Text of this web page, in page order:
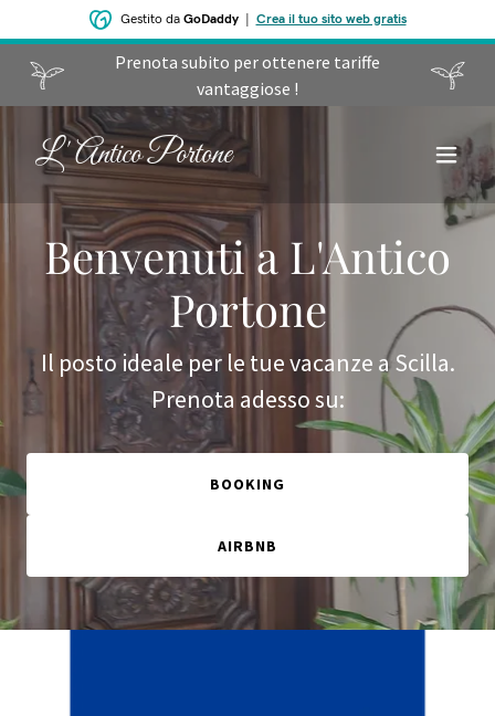
Gestito da GoDaddy| Crea il tuo sito web gratis
Prenota subito per ottenere tariffe
vantaggiose !
L' Antico Portone
‌Benvenuti a L'Antico
Portone
Il posto ideale per le tue vacanze a Scilla.
Prenota adesso su:
BOOKING
AIRBNB